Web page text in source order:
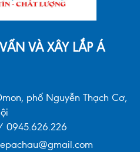
VÀ XÂY LẮP Á
phố Nguyễn Thạch Cơ,
0945.626.226